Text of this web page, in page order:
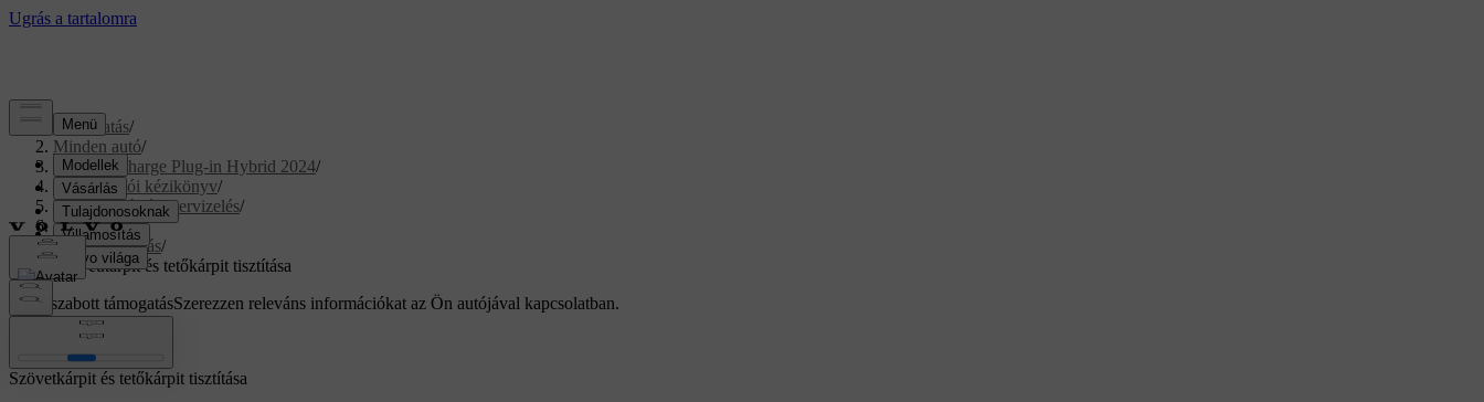
Támogatás/
Minden autó/
XC40 Recharge Plug-in Hybrid 2024/
Felhasználói kézikönyv/
Karbantartás és szervizelés/
Autóápolás/
Belső tisztítás/
Szövetkárpit és tetőkárpit tisztítása
Testreszabott támogatásSzerezzen releváns információkat az Ön autójával kapcsolatban.
Bejelentkezés
Szövetkárpit és tetőkárpit tisztítása